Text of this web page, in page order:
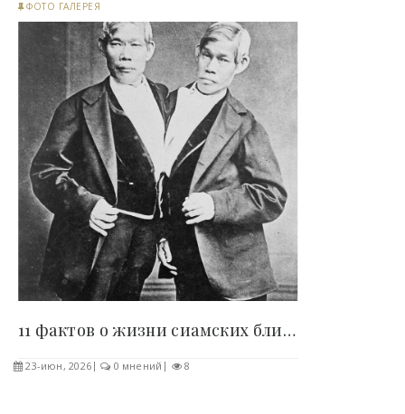
ФОТО ГАЛЕРЕЯ
11 фактов о жизни сиамских близнецов, которую..
23-июн, 2026 0 мнений 8